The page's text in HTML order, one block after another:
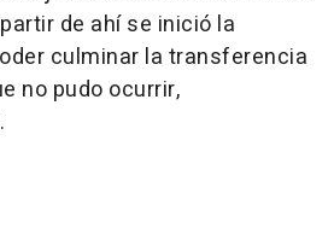
de ahí se inició la
culminar la transferencia
no pudo ocurrir,